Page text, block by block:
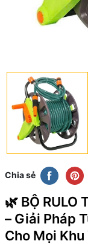
Chia sẻ
🌿 BỘ RULO
– Giải Pháp
Cho Mọi